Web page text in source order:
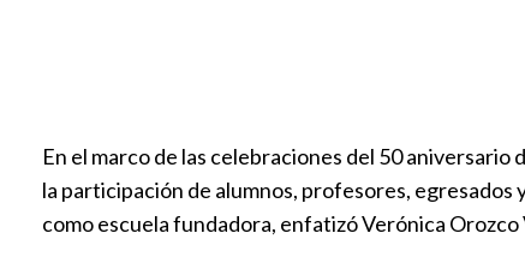
En el marco de las celebraciones del 50
la participación de alumnos, profesores, egresados
como escuela fundadora, enfatizó Verónica